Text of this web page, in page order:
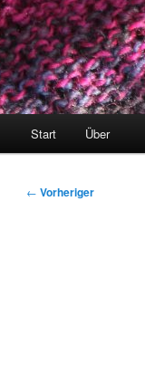
Start Über
Beitragsnavigation
← Vorheriger